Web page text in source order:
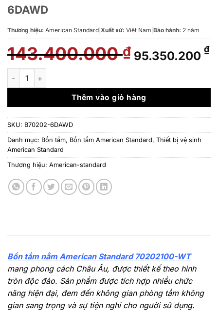
6DAWD
Thương hiệu: American Standard Xuất xứ: Việt Nam Bảo hành: 2 năm
143.400.000₫ Giá
gốc
143.400.000
95.350.200 ₫
Bồn tắm American Standard B70202-6DAWD số lượng
Thêm vào giỏ hàng
SKU: B70202-6DAWD
Danh mục: Bồn tắm, Bồn tắm American Standard, Thiết bị vệ sinh
American Standard
Thương hiệu: American-standard
Bồn tắm nằm American Standard 70202100-WT
mang phong cách Châu Âu, được thiết kế theo hình
tròn độc đáo. Sản phẩm được tích hợp nhiều chức
năng hiện đại, đem đến không gian phòng tắm không
gian sang trọng và sự tiện nghi cho người sử dụng.